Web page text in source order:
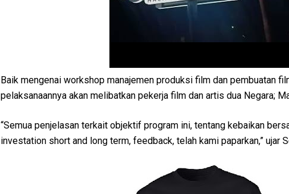
Baik mengenai workshop manajemen produksi film dan pembuatan
pelaksanaannya akan melibatkan pekerja film dan artis dua Negara;
“Semua penjelasan terkait objektif program ini, tentang kebaikan
investation short and long term, feedback, telah kami paparkan,” ujar